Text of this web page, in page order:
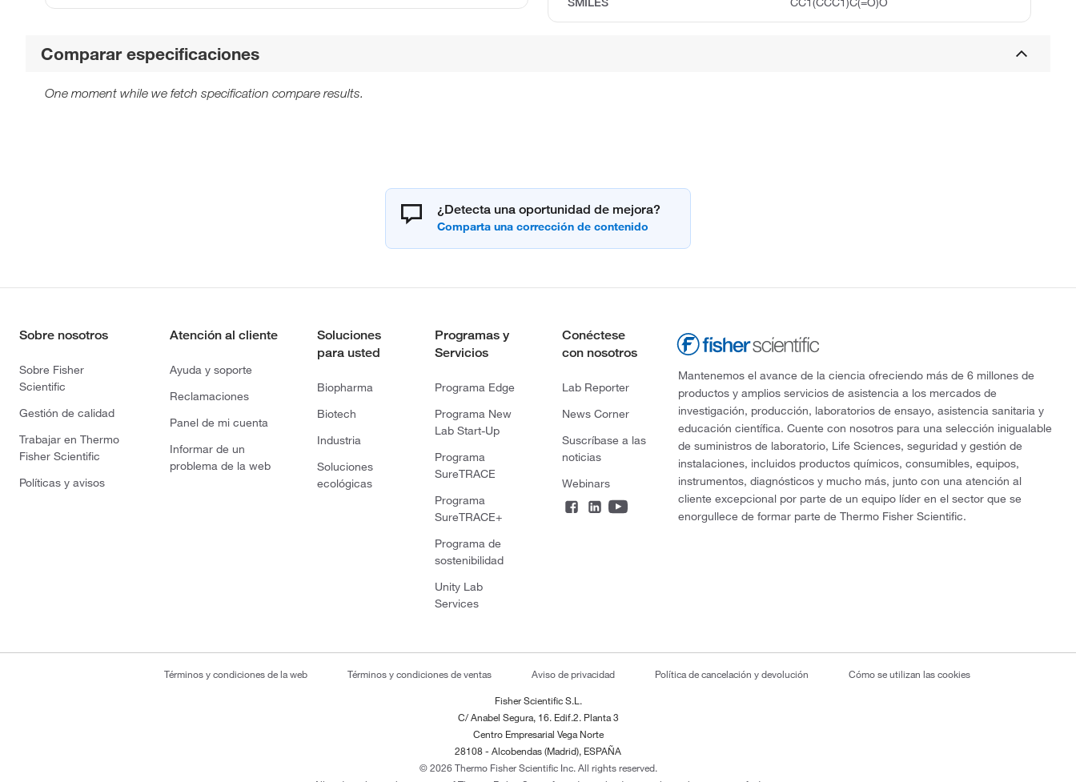
Comparar especificaciones
One moment while we fetch specification compare results.
¿Detecta una oportunidad de mejora?
Sobre nosotros
Sobre Fisher
Scientific
Gestión de calidad
Trabajar en Thermo
Fisher Scientific
Políticas y avisos
Atención al cliente
Ayuda y soporte
Reclamaciones
Panel de mi cuenta
Informar de un
problema de la web
Soluciones
para usted
Biopharma
Biotech
Industria
Soluciones
ecológicas
Programas y
Servicios
Programa Edge
Programa New
Lab Start-Up
Programa
SureTRACE
Programa
SureTRACE+
Programa de
sostenibilidad
Unity Lab
Services
Conéctese
con nosotros
Lab Reporter
News Corner
Suscríbase a las
noticias
Webinars
Mantenemos el avance de la ciencia ofreciendo más de 6 millones de
productos y amplios servicios de asistencia a los mercados de
investigación, producción, laboratorios de ensayo, asistencia sanitaria y
educación científica. Cuente con nosotros para una selección inigualable
de suministros de laboratorio, Life Sciences, seguridad y gestión de
instalaciones, incluidos productos químicos, consumibles, equipos,
instrumentos, diagnósticos y mucho más, junto con una atención al
cliente excepcional por parte de un equipo líder en el sector que se
enorgullece de formar parte de Thermo Fisher Scientific.
Términos y condiciones de la web Términos y condiciones de ventas Aviso de privacidad Política de cancelación y devolución Cómo se utilizan las cookies
Fisher Scientific S.L.
C/ Anabel Segura, 16. Edif.2. Planta 3
Centro Empresarial Vega Norte
28108 - Alcobendas (Madrid), ESPAÑA
© 2026 Thermo Fisher Scientific Inc. All rights reserved.